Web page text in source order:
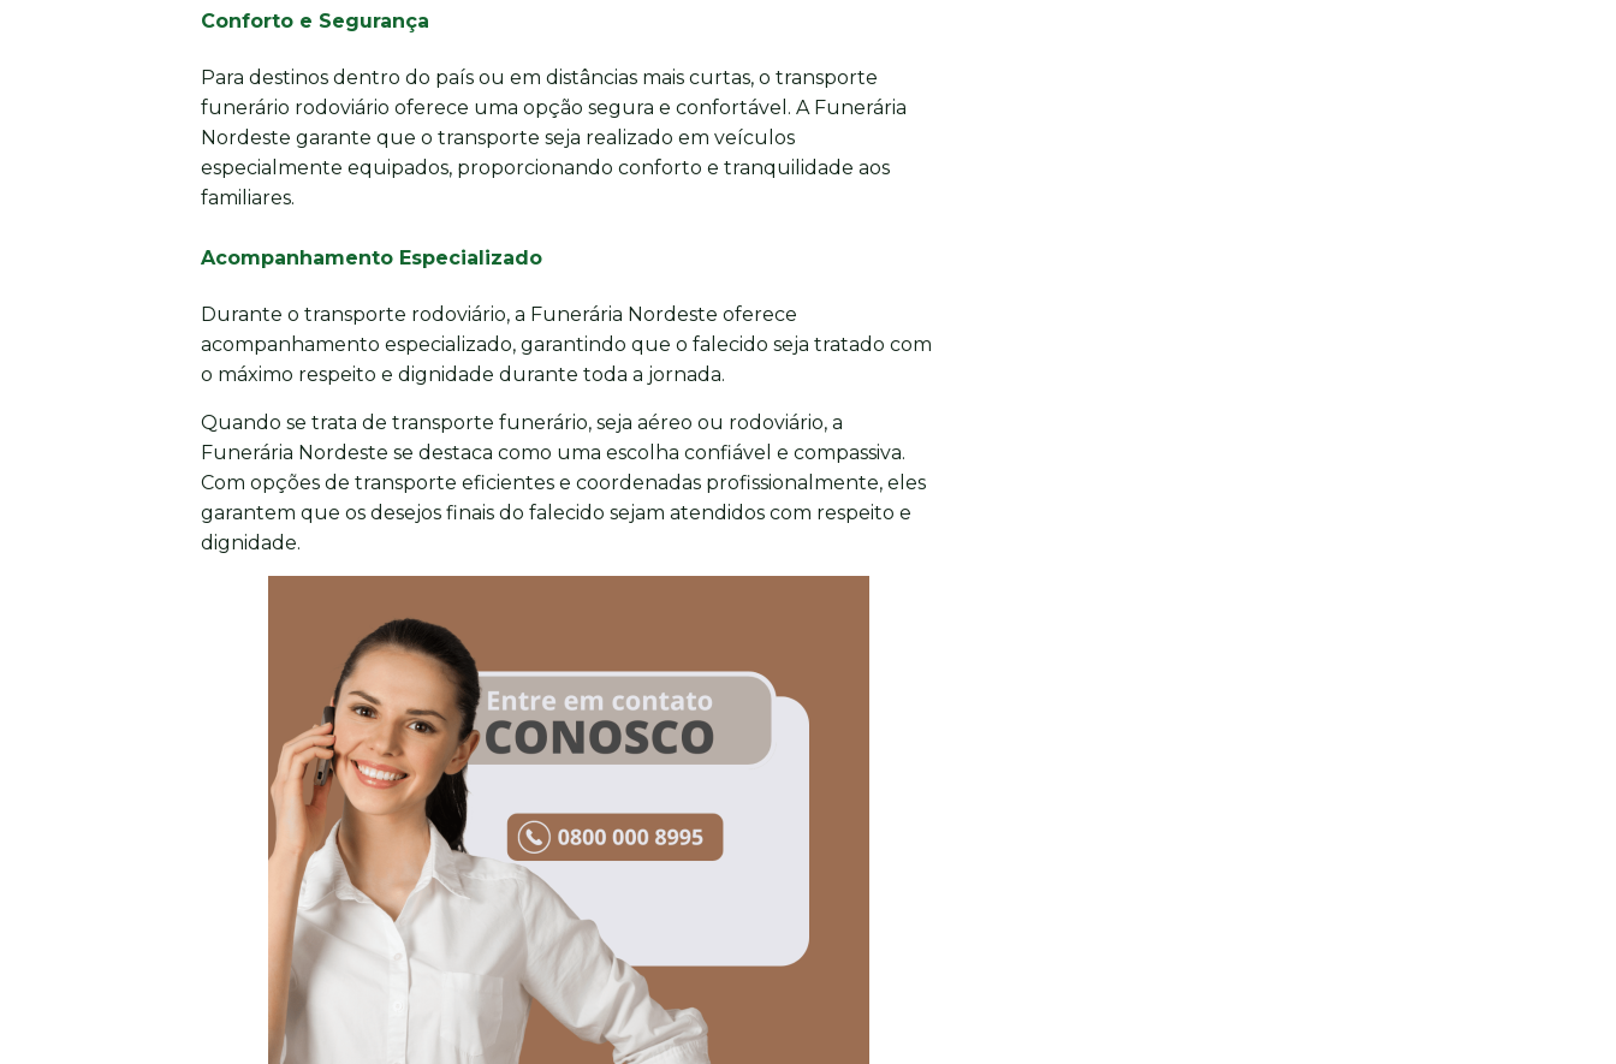
Conforto e Segurança
Para destinos dentro do país ou em distâncias mais curtas, o transporte
funerário rodoviário oferece uma opção segura e confortável. A Funerária
Nordeste garante que o transporte seja realizado em veículos
especialmente equipados, proporcionando conforto e tranquilidade aos
familiares.
Acompanhamento Especializado
Durante o transporte rodoviário, a Funerária Nordeste oferece
acompanhamento especializado, garantindo que o falecido seja tratado com
o máximo respeito e dignidade durante toda a jornada.
Quando se trata de transporte funerário, seja aéreo ou rodoviário, a
Funerária Nordeste se destaca como uma escolha confiável e compassiva.
Com opções de transporte eficientes e coordenadas profissionalmente, eles
garantem que os desejos finais do falecido sejam atendidos com respeito e
dignidade.